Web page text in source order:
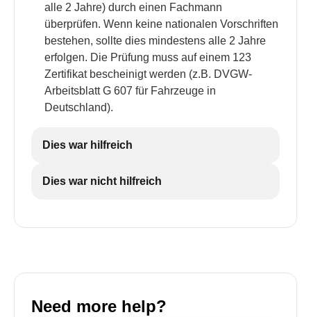
alle 2 Jahre) durch einen Fachmann
überprüfen. Wenn keine nationalen Vorschriften
bestehen, sollte dies mindestens alle 2 Jahre
erfolgen. Die Prüfung muss auf einem 123
Zertifikat bescheinigt werden (z.B. DVGW-
Arbeitsblatt G 607 für Fahrzeuge in
Deutschland).
Dies war hilfreich
Dies war nicht hilfreich
Need more help?